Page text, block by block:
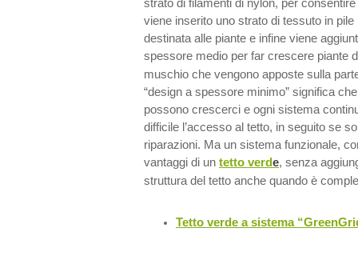
strato di filamenti di nylon, per consentire
viene inserito uno strato di tessuto in pile
destinata alle piante e infine viene
spessore medio per far crescere piante
muschio che vengono apposte sulla
“design a spessore minimo” significa
possono crescerci e ogni sistema
difficile l’accesso al tetto, in seguito se
riparazioni. Ma un sistema funzionale,
vantaggi di un tetto verde, senza
struttura del tetto anche quando è
Tetto verde a sistema